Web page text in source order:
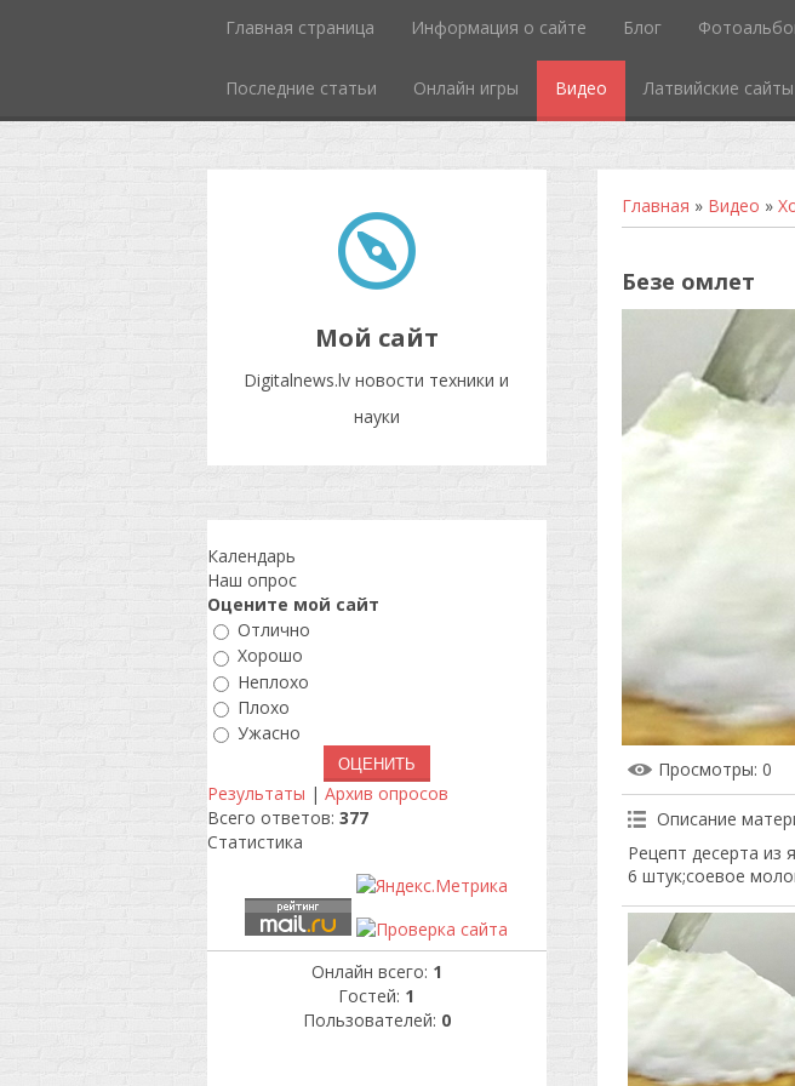
Главная страница Информация о сайте Блог
Последние статьи Онлайн игры Видео Латвийские сайты
Мой сайт
Digitalnews.lv новости техники и
науки
Главная » Видео »
Безе омлет
Просмотры: 0
Описание
Рецепт десерта
6 штук;соевое
Календарь
Наш опрос
Оцените мой сайт
Отлично
Хорошо
Неплохо
Плохо
Ужасно
Результаты | Архив опросов
Всего ответов: 377
Статистика
Онлайн всего: 1
Гостей: 1
Пользователей: 0